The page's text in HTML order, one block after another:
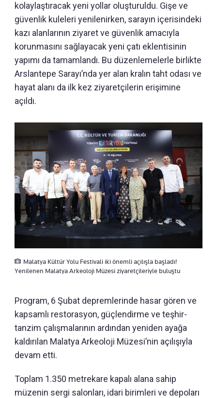
kolaylaştıracak yeni yollar oluşturuldu. Gişe ve
güvenlik kuleleri yenilenirken, sarayın içerisindeki
kazı alanlarının ziyaret ve güvenlik amacıyla
korunmasını sağlayacak yeni çatı eklentisinin
yapımı da tamamlandı. Bu düzenlemelerle birlikte
Arslantepe Sarayı’nda yer alan kralın taht odası ve
hayat alanı da ilk kez ziyaretçilerin erişimine
açıldı.
Malatya Kültür Yolu Festivali iki önemli açılışla başladı!
Yenilenen Malatya Arkeoloji Müzesi ziyaretçileriyle buluştu
Program, 6 Şubat depremlerinde hasar gören ve
kapsamlı restorasyon, güçlendirme ve teşhir-
tanzim çalışmalarının ardından yeniden ayağa
kaldırılan Malatya Arkeoloji Müzesi’nin açılışıyla
devam etti.
Toplam 1.350 metrekare kapalı alana sahip
müzenin sergi salonları, idari birimleri ve depoları